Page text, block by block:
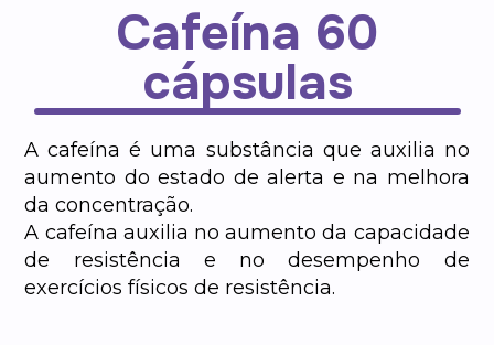
Cafeína 60
cápsulas
A cafeína é uma substância que auxilia no
aumento do estado de alerta e na melhora
da concentração.
A cafeína auxilia no aumento da capacidade
de resistência e no desempenho de
exercícios físicos de resistência.